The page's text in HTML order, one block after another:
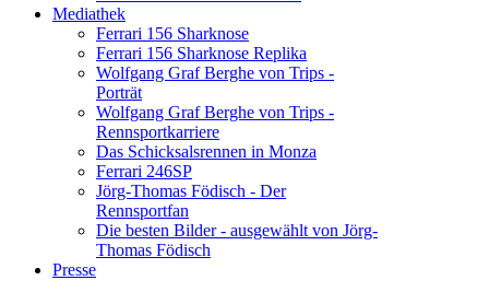
Mediathek
Ferrari 156 Sharknose
Ferrari 156 Sharknose Replika
Wolfgang Graf Berghe von Trips -
Porträt
Wolfgang Graf Berghe von Trips -
Rennsportkarriere
Das Schicksalsrennen in Monza
Ferrari 246SP
Jörg-Thomas Födisch - Der
Rennsportfan
Die besten Bilder - ausgewählt von Jörg-
Thomas Födisch
Presse